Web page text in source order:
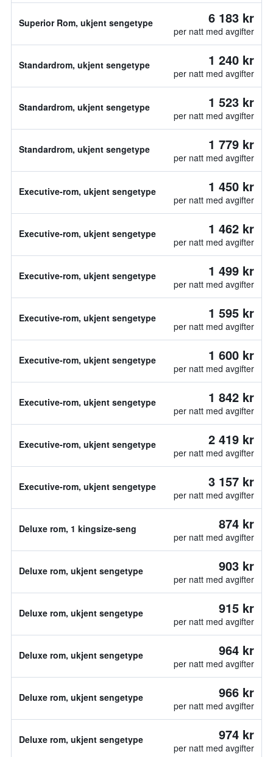
Superior Rom, ukjent sengetype 6 183 kr
per natt med avgifter
Standardrom, ukjent sengetype 1 240 kr
per natt med avgifter
Standardrom, ukjent sengetype 1 523 kr
per natt med avgifter
Standardrom, ukjent sengetype 1 779 kr
per natt med avgifter
Executive-rom, ukjent sengetype 1 450 kr
per natt med avgifter
Executive-rom, ukjent sengetype 1 462 kr
per natt med avgifter
Executive-rom, ukjent sengetype 1 499 kr
per natt med avgifter
Executive-rom, ukjent sengetype 1 595 kr
per natt med avgifter
Executive-rom, ukjent sengetype 1 600 kr
per natt med avgifter
Executive-rom, ukjent sengetype 1 842 kr
per natt med avgifter
Executive-rom, ukjent sengetype 2 419 kr
per natt med avgifter
Executive-rom, ukjent sengetype 3 157 kr
per natt med avgifter
Deluxe rom, 1 kingsize-seng 874 kr
per natt med avgifter
Deluxe rom, ukjent sengetype 903 kr
per natt med avgifter
Deluxe rom, ukjent sengetype 915 kr
per natt med avgifter
Deluxe rom, ukjent sengetype 964 kr
per natt med avgifter
Deluxe rom, ukjent sengetype 966 kr
per natt med avgifter
Deluxe rom, ukjent sengetype 974 kr
per natt med avgifter